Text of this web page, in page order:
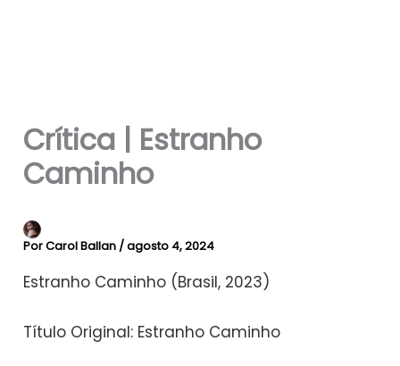
Crítica | Estranho
Caminho
PorCarol Ballan /agosto 4, 2024
Estranho Caminho (Brasil, 2023)
Título Original: Estranho Caminho